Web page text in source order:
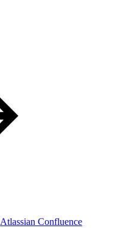
Atlassian Confluence